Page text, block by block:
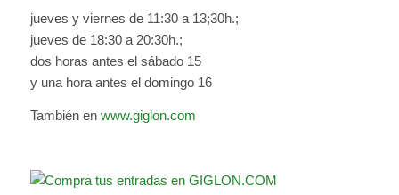
jueves y viernes de 11:30 a 13;30h.;
jueves de 18:30 a 20:30h.;
dos horas antes el sábado 15
y una hora antes el domingo 16
También en www.giglon.com